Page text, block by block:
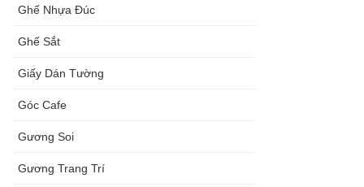
Ghế Nhựa Đúc
Ghế Sắt
Giấy Dán Tường
Góc Cafe
Gương Soi
Gương Trang Trí